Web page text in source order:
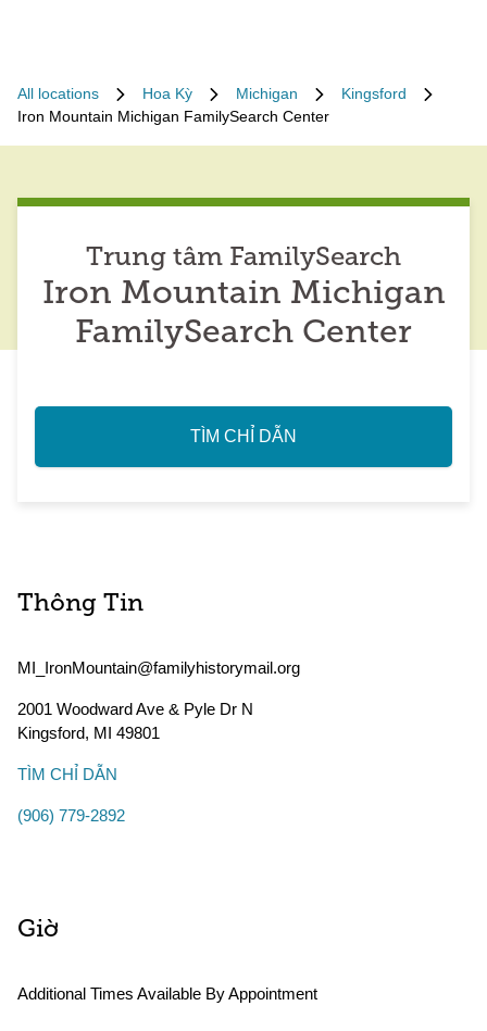
All locations Hoa Kỳ Michigan
Kingsford
Iron Mountain Michigan FamilySearch Center
Trung tâm FamilySearch
Iron Mountain Michigan
FamilySearch Center
TÌM CHỈ DẪN
Thông Tin
MI_IronMountain@familyhistorymail.org
2001 Woodward Ave & Pyle Dr N
Kingsford, MI 49801
TÌM CHỈ DẪN
(906) 779-2892
Giờ
Additional Times Available By Appointment